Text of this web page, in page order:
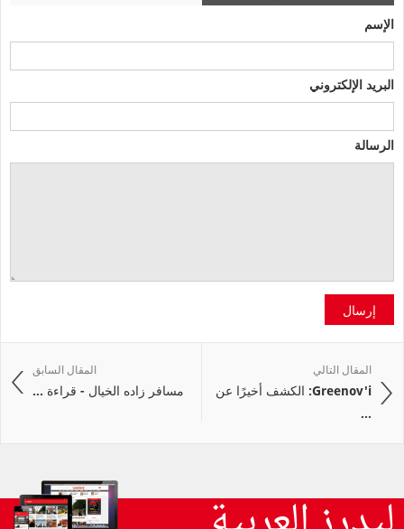
الإسم
البريد الإلكتروني
الرسالة
إرسال
المقال السابق
مسافر زاده الخيال - قراءة ...
المقال التالي
Greenov'i: الكشف أخيرًا عن
...